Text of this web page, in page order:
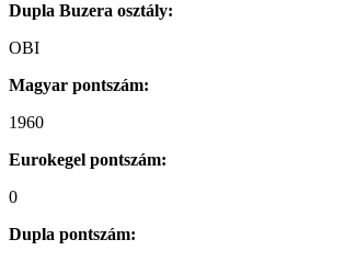
Dupla Buzera osztály:
OBI
Magyar pontszám:
1960
Eurokegel pontszám:
0
Dupla pontszám: